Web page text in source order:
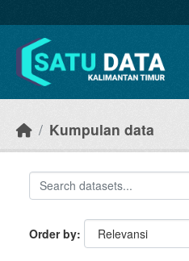
Kumpulan data
Order by